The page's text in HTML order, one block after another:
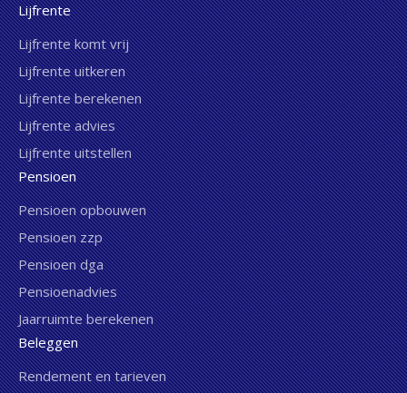
Lijfrente
Lijfrente komt vrij
Lijfrente uitkeren
Lijfrente berekenen
Lijfrente advies
Lijfrente uitstellen
Pensioen
Pensioen opbouwen
Pensioen zzp
Pensioen dga
Pensioenadvies
Jaarruimte berekenen
Beleggen
Rendement en tarieven